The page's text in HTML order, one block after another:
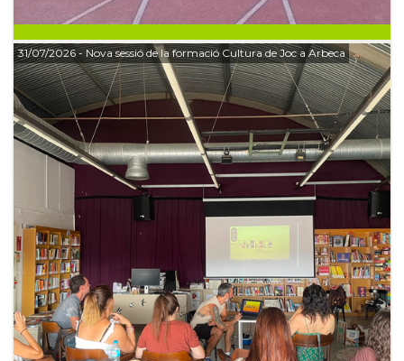
31/07/2026- Nova sessió de la formació Cultura de Joc a Arbeca